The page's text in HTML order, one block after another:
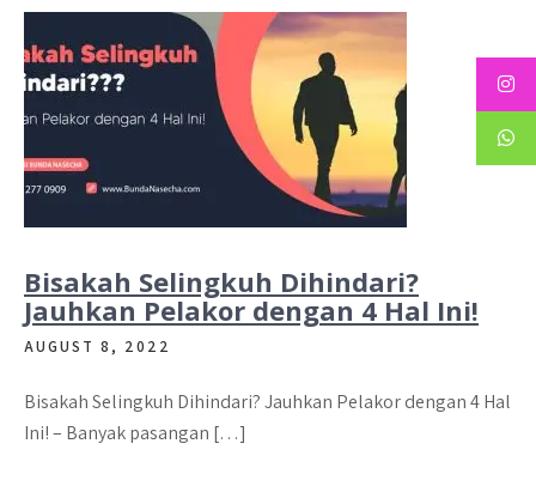
Bisakah Selingkuh Dihindari?
Jauhkan Pelakor dengan 4 Hal Ini!
AUGUST 8, 2022
Bisakah Selingkuh Dihindari? Jauhkan Pelakor dengan 4 Hal
Ini! – Banyak pasangan […]